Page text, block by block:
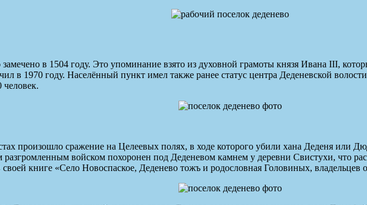
в 1504 году. Это упоминание взято из духовной грамоты князя Ивана III,
в 1970 году. Населённый пункт имел также ранее статус центра Деденевской
человек.
произошло сражение на Целеевых полях, в ходе которого убили хана Деденя или
войском похоронен под Деденевом камнем у деревни Свистухи, что
книге «Село Новоспаское, Деденево тожъ и родословная Головиных, владельцев